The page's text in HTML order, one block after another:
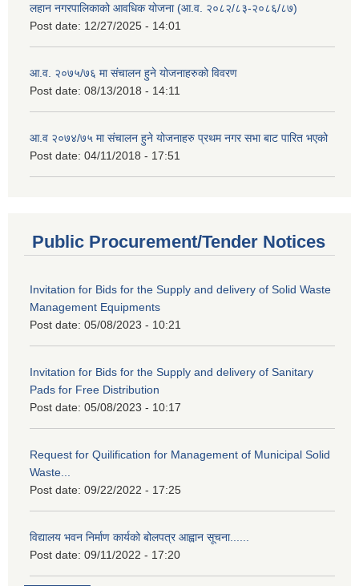
लहान नगरपालिकाको आवधिक योजना (आ.व. २०८२/८३-२०८६/८७)
Post date: 12/27/2025 - 14:01
आ.व. २०७५/७६ मा संचालन हुने योजनाहरुको विवरण
Post date: 08/13/2018 - 14:11
आ.व २०७४/७५ मा संचालन हुने योजनाहरु प्रथम नगर सभा बाट पारित भएको
Post date: 04/11/2018 - 17:51
Public Procurement/Tender Notices
Invitation for Bids for the Supply and delivery of Solid Waste
Management Equipments
Post date: 05/08/2023 - 10:21
Invitation for Bids for the Supply and delivery of Sanitary
Pads for Free Distribution
Post date: 05/08/2023 - 10:17
Request for Quilification for Management of Municipal Solid
Waste...
Post date: 09/22/2022 - 17:25
विद्यालय भवन निर्माण कार्यको बोलपत्र आह्वान सूचना......
Post date: 09/11/2022 - 17:20